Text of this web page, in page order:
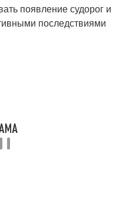
появление судорог и
последствиями